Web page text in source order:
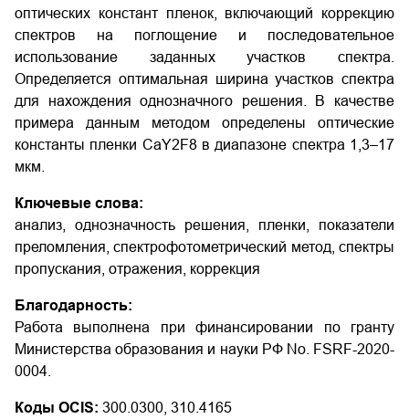
оптических констант пленок, включающий коррекцию
спектров на поглощение и последовательное
использование заданных участков спектра.
Определяется оптимальная ширина участков спектра
для нахождения однозначного решения. В качестве
примера данным методом определены оптические
константы пленки СаY2F8 в диапазоне спектра 1,3–17
мкм.
Ключевые слова:
анализ, однозначность решения, пленки, показатели
преломления, спектрофотометрический метод, спектры
пропускания, отражения, коррекция
Благодарность:
Работа выполнена при финансировании по гранту
Министерства образования и науки РФ No. FSRF-2020-
0004.
Коды OCIS: 300.0300, 310.4165